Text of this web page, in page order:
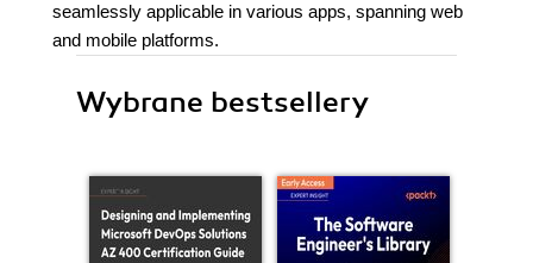
seamlessly applicable in various apps, spanning web
and mobile platforms.
Wybrane bestsellery